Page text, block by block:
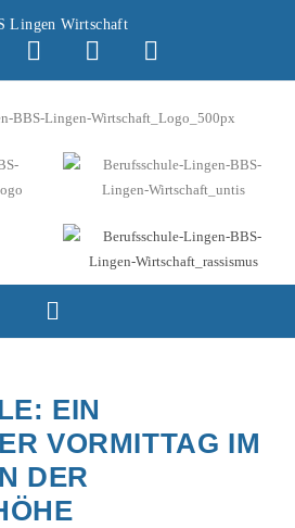
Lingen Wirtschaft
EIN
VORMITTAG IM
DER